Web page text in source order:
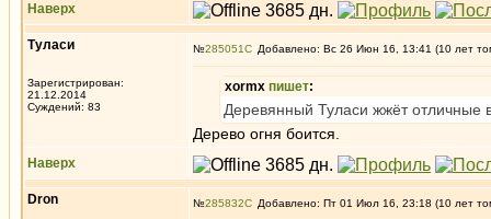
Наверх
Туласи
Зарегистрирован:
21.12.2014
Суждений: 83
№285051 Добавлено: Вс 26 Июн 16, 13:41 (10 лет
xormx пишет:
Деревянный Туласи жжёт отличные
Дерево огня боится.
Наверх
Dron №285832 Добавлено: Пт 01 Июл 16, 23:18 (10 лет